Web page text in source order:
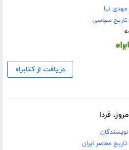
نیا
تاریخ سیاسی
دریافت از کتابراه
فردا
تاریخ معاصر ایران